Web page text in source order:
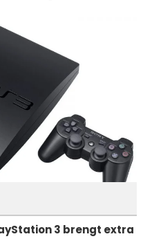
3 brengt extra